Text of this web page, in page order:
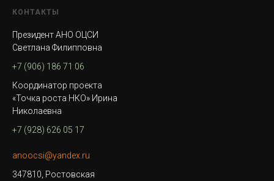
КОНТАКТЫ
Президент АНО ОЦСИ
Светлана Филипповна
+7 (906) 186 71 06
Координатор проекта
«Точка роста НКО» Ирина
Николаевна
+7 (928) 626 05 17
anoocsi@yandex.ru
347810, Ростовская